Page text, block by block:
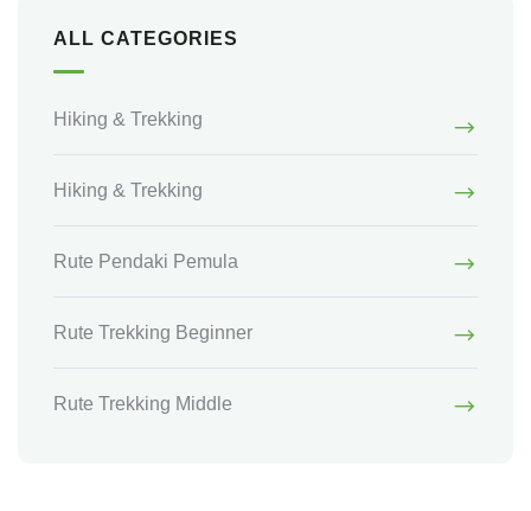
ALL CATEGORIES
Hiking & Trekking
Hiking & Trekking
Rute Pendaki Pemula
Rute Trekking Beginner
Rute Trekking Middle